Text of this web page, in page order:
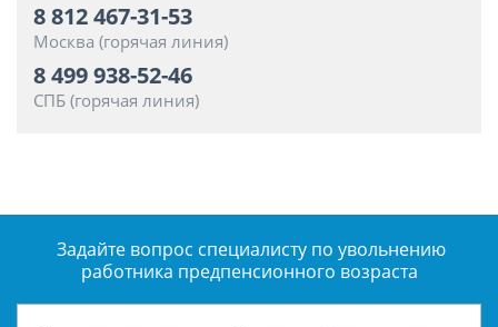
8 812 467-31-53
Москва (горячая линия)
8 499 938-52-46
СПБ (горячая линия)
Задайте вопрос специалисту по увольнению
работника предпенсионного возраста